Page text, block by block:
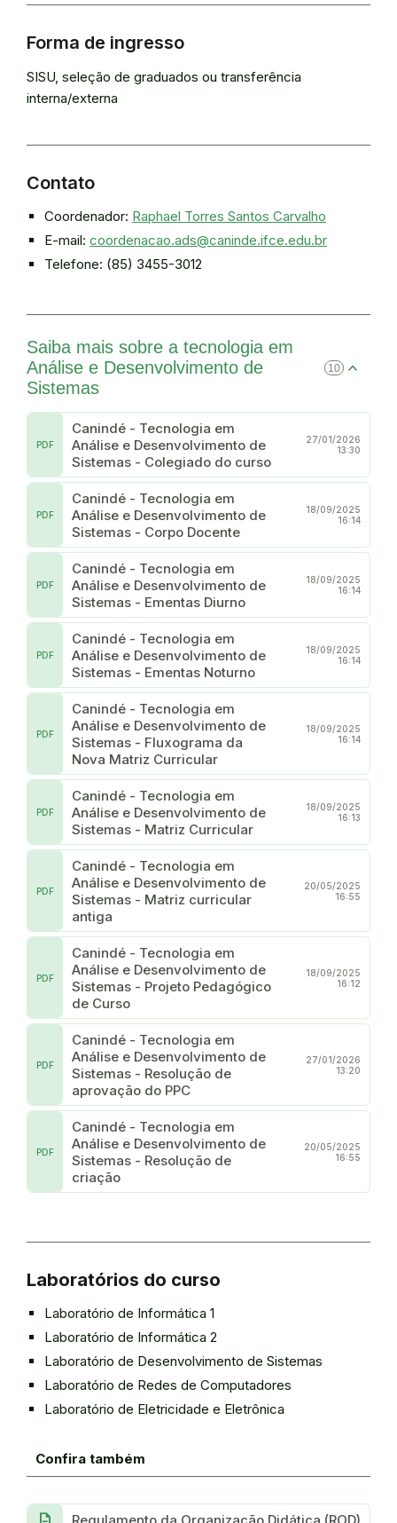
Forma de ingresso
SISU, seleção de graduados ou transferência
interna/externa
Contato
Coordenador: Raphael Torres Santos Carvalho
E-mail: coordenacao.ads@caninde.ifce.edu.br
Telefone: (85) 3455-3012
Saiba mais sobre a tecnologia em
Análise e Desenvolvimento de
Sistemas
10
Canindé - Tecnologia em
Análise e Desenvolvimento de
Sistemas - Colegiado do curso
PDF
27/01/2026
13:30
Canindé - Tecnologia em
Análise e Desenvolvimento de
Sistemas - Corpo Docente
PDF
18/09/2025
16:14
Canindé - Tecnologia em
Análise e Desenvolvimento de
Sistemas - Ementas Diurno
PDF
18/09/2025
16:14
Canindé - Tecnologia em
Análise e Desenvolvimento de
Sistemas - Ementas Noturno
PDF
18/09/2025
16:14
Canindé - Tecnologia em
Análise e Desenvolvimento de
Sistemas - Fluxograma da
Nova Matriz Curricular
PDF
18/09/2025
16:14
Canindé - Tecnologia em
Análise e Desenvolvimento de
Sistemas - Matriz Curricular
PDF
18/09/2025
16:13
Canindé - Tecnologia em
Análise e Desenvolvimento de
Sistemas - Matriz curricular
antiga
PDF
20/05/2025
16:55
Canindé - Tecnologia em
Análise e Desenvolvimento de
Sistemas - Projeto Pedagógico
de Curso
PDF
18/09/2025
16:12
Canindé - Tecnologia em
Análise e Desenvolvimento de
Sistemas - Resolução de
aprovação do PPC
PDF
27/01/2026
13:20
Canindé - Tecnologia em
Análise e Desenvolvimento de
Sistemas - Resolução de
criação
PDF
20/05/2025
16:55
Laboratórios do curso
Laboratório de Informática 1
Laboratório de Informática 2
Laboratório de Desenvolvimento de Sistemas
Laboratório de Redes de Computadores
Laboratório de Eletricidade e Eletrônica
Confira também